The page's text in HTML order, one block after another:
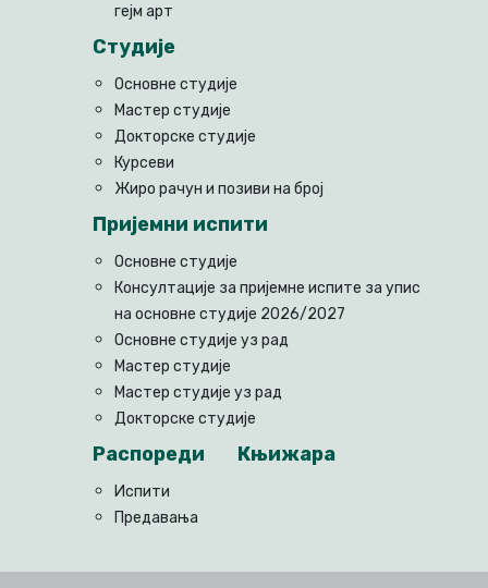
гејм арт
Студије
Основне студије
Мастер студије
Докторске студије
Курсеви
Жиро рачун и позиви на број
Пријемни испити
Основне студије
Консултације за пријемне испите за упис
на основне студије 2026/2027
Основне студије уз рад
Мастер студије
Мастер студије уз рад
Докторске студије
Распореди
Испити
Предавања
Књижара